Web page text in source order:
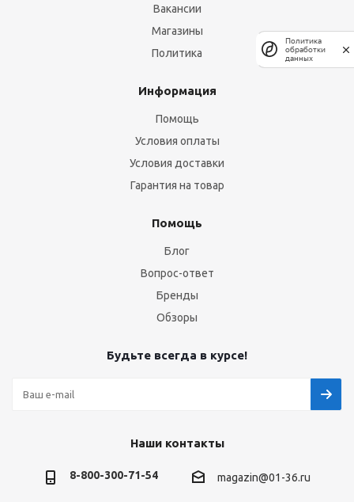
Вакансии
Магазины
Политика
Информация
Помощь
Условия оплаты
Условия доставки
Гарантия на товар
Помощь
Блог
Вопрос-ответ
Бренды
Обзоры
Будьте всегда в курсе!
Наши контакты
8-800-300-71-54 magazin@01-36.ru
Политика
обработки
данных